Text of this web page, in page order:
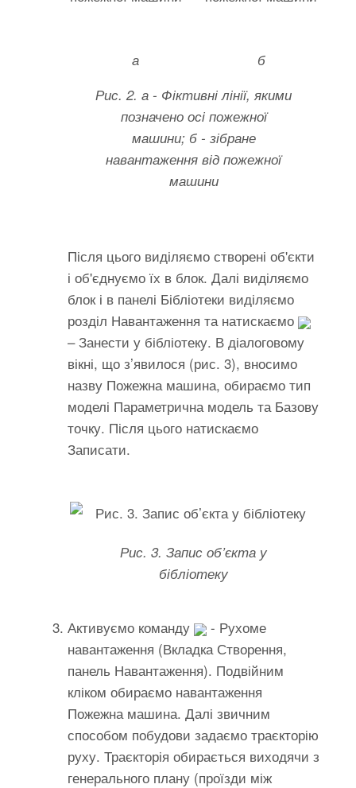
а
б
Рис. 2. а - Фіктивні лінії, якими
позначено осі пожежної
машини; б - зібране
навантаження від пожежної
машини
Після цього виділяємо створені об'єкти
і об'єднуємо їх в блок. Далі виділяємо
блок і в панелі Бібліотеки виділяємо
розділ Навантаження та натискаємо
– Занести у бібліотеку. В діалоговому
вікні, що з’явилося (рис. 3), вносимо
назву Пожежна машина, обираємо тип
моделі Параметрична модель та Базову
точку. Після цього натискаємо
Записати.
Рис. 3. Запис об’єкта у
бібліотеку
Активуємо команду
- Рухоме
навантаження (Вкладка Створення,
панель Навантаження). Подвійним
кліком обираємо навантаження
Пожежна машина. Далі звичним
способом побудови задаємо траєкторію
руху. Траєкторія обирається виходячи з
генерального плану (проїзди між